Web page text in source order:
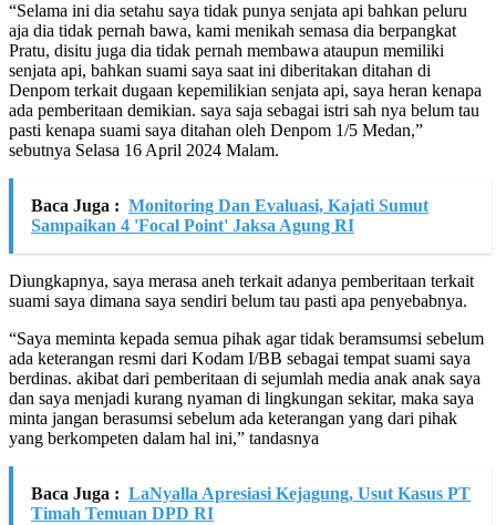
“Selama ini dia setahu saya tidak punya senjata api bahkan peluru
aja dia tidak pernah bawa, kami menikah semasa dia berpangkat
Pratu, disitu juga dia tidak pernah membawa ataupun memiliki
senjata api, bahkan suami saya saat ini diberitakan ditahan di
Denpom terkait dugaan kepemilikian senjata api, saya heran kenapa
ada pemberitaan demikian. saya saja sebagai istri sah nya belum tau
pasti kenapa suami saya ditahan oleh Denpom 1/5 Medan,”
sebutnya Selasa 16 April 2024 Malam.
Baca Juga : Monitoring Dan Evaluasi, Kajati Sumut
Sampaikan 4 'Focal Point' Jaksa Agung RI
Diungkapnya, saya merasa aneh terkait adanya pemberitaan terkait
suami saya dimana saya sendiri belum tau pasti apa penyebabnya.
“Saya meminta kepada semua pihak agar tidak beramsumsi sebelum
ada keterangan resmi dari Kodam I/BB sebagai tempat suami saya
berdinas. akibat dari pemberitaan di sejumlah media anak anak saya
dan saya menjadi kurang nyaman di lingkungan sekitar, maka saya
minta jangan berasumsi sebelum ada keterangan yang dari pihak
yang berkompeten dalam hal ini,” tandasnya
Baca Juga : LaNyalla Apresiasi Kejagung, Usut Kasus PT
Timah Temuan DPD RI